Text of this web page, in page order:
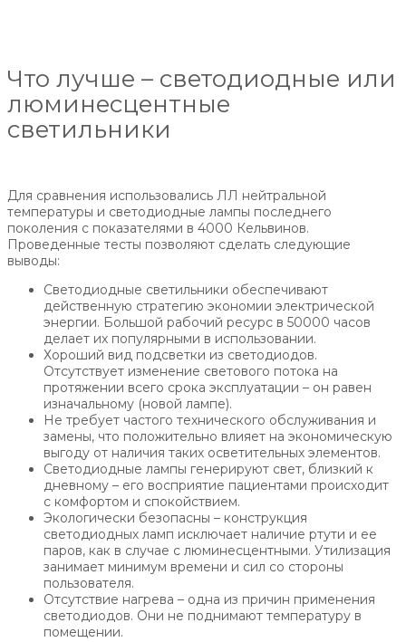
Что лучше – светодиодные или
люминесцентные
светильники
Для сравнения использовались ЛЛ нейтральной
температуры и светодиодные лампы последнего
поколения с показателями в 4000 Кельвинов.
Проведенные тесты позволяют сделать следующие
выводы:
Светодиодные светильники обеспечивают
действенную стратегию экономии электрической
энергии. Большой рабочий ресурс в 50000 часов
делает их популярными в использовании.
Хороший вид подсветки из светодиодов.
Отсутствует изменение светового потока на
протяжении всего срока эксплуатации – он равен
изначальному (новой лампе).
Не требует частого технического обслуживания и
замены, что положительно влияет на экономическую
выгоду от наличия таких осветительных элементов.
Светодиодные лампы генерируют свет, близкий к
дневному – его восприятие пациентами происходит
с комфортом и спокойствием.
Экологически безопасны – конструкция
светодиодных ламп исключает наличие ртути и ее
паров, как в случае с люминесцентными. Утилизация
занимает минимум времени и сил со стороны
пользователя.
Отсутствие нагрева – одна из причин применения
светодиодов. Они не поднимают температуру в
помещении.